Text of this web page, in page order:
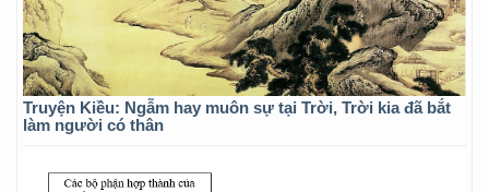
Truyện Kiều: Ngẫm hay muôn sự tại Trời, Trời kia đã bắt
làm người có thân